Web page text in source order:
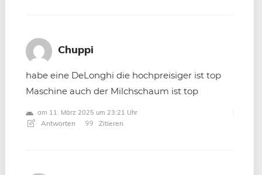
Chuppi
habe eine DeLonghi die hochpreisiger ist top
Maschine auch der Milchschaum ist top
am 11. März 2025 um 23:21 Uhr
Antworten Zitieren